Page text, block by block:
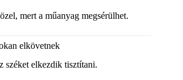
mert a műanyag megsérülhet.
elkövetnek
széket elkezdik tisztítani.